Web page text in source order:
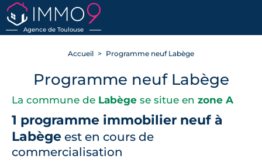
Agence de Toulouse
RETOUR
Accueil Programme neuf Labège
Programme neuf Labège
La commune de Labège se situe en zone A
1 programme immobilier neuf à
Labège est en cours de
commercialisation